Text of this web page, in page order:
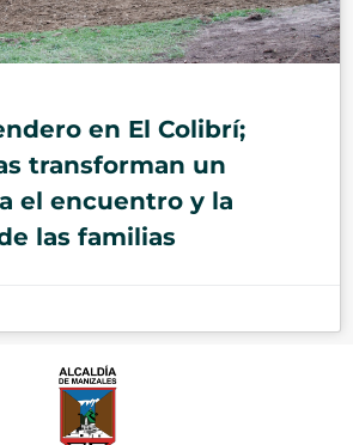
en El Colibrí;
transforman un
el encuentro y la
las familias